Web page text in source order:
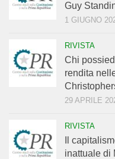
Guy
1 GIUGNO
RIVISTA
Chi
rendita
29 APRILE
RIVISTA
Il
inattuale di